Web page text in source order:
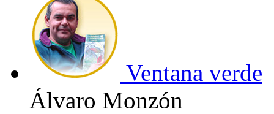
Ventana verde
Álvaro Monzón